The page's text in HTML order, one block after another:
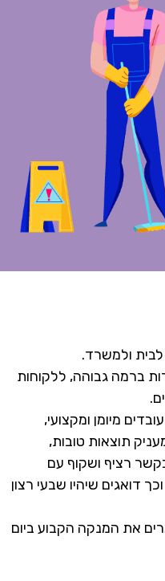
לבית ולמשרד.
ברמה גבוהה, ללקוחות
מיומן ומקצועי,
תוצאות טובות,
רציף ושקוף עם
דואגים שיהיו שבעי רצון
את המנקה הקבוע ביום